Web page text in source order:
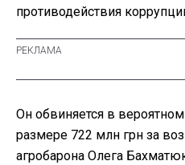
противодействия
Он обвиняется в
размере 722 млн грн за
агробарона Олега